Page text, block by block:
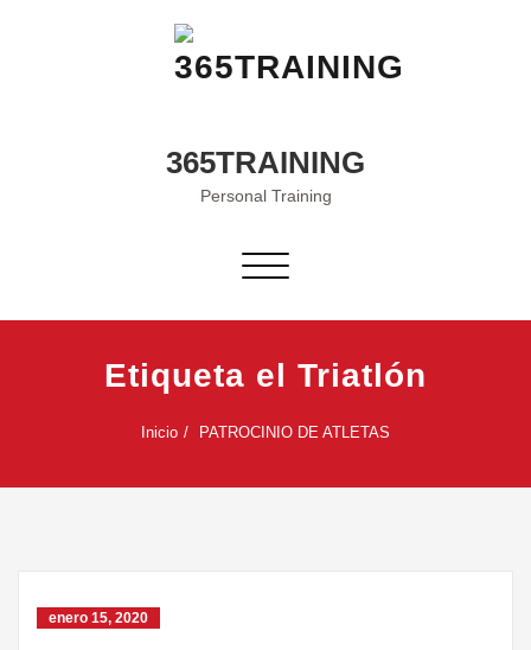
365TRAINING
Personal Training
Alternar
Etiqueta el Triatlón
Inicio PATROCINIO DE ATLETAS
enero 15, 2020